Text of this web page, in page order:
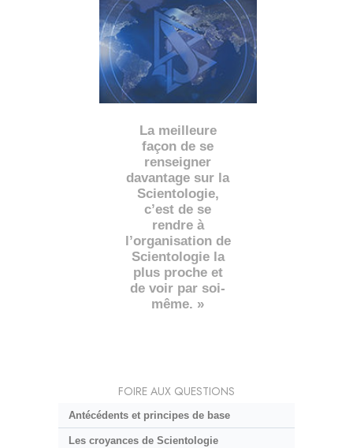
La meilleure
façon de se
renseigner
davantage sur la
Scientologie,
c’est de se
rendre à
l’organisation de
Scientologie la
plus proche et
de voir par soi-
même. »
FOIRE AUX QUESTIONS
Antécédents et principes de base
Les croyances de Scientologie